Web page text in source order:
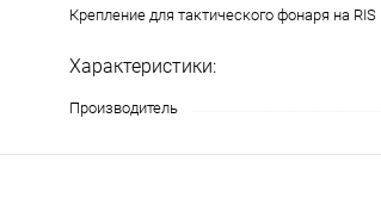
Крепление для тактического фонаря на
Характеристики:
Производитель